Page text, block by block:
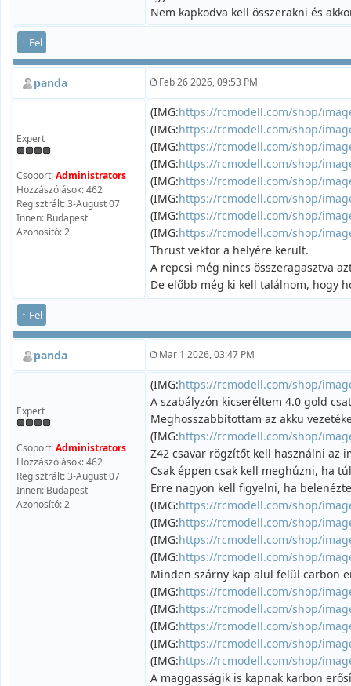
Nem kapkodva kell összerakni és
↑ Fel
panda Feb 26 2026, 09:53 PM
Expert
Csoport:Administrators
Hozzászólások: 462
Regisztrált: 3-August 07
Innen: Budapest
Azonosító: 2
(IMG:https://rcmodell.com/shop/
(IMG:https://rcmodell.com/shop/
(IMG:https://rcmodell.com/shop/
(IMG:https://rcmodell.com/shop/
(IMG:https://rcmodell.com/shop/
(IMG:https://rcmodell.com/shop/
(IMG:https://rcmodell.com/shop/
(IMG:https://rcmodell.com/shop/
Thrust vektor a helyére került.
A repcsi még nincs összeragasztva
De előbb még ki kell találnom, hogy
↑ Fel
panda Mar 1 2026, 03:47 PM
Expert
Csoport:Administrators
Hozzászólások: 462
Regisztrált: 3-August 07
Innen: Budapest
Azonosító: 2
(IMG:https://rcmodell.com/shop/
A szabályzón kicseréltem 4.0 gold
Meghosszabbítottam az akku
(IMG:https://rcmodell.com/shop/
Z42 csavar rögzítőt kell használni az
Csak éppen csak kell meghúzni, ha
Erre nagyon kell figyelni, ha
(IMG:https://rcmodell.com/shop/
(IMG:https://rcmodell.com/shop/
(IMG:https://rcmodell.com/shop/
(IMG:https://rcmodell.com/shop/
Minden szárny kap alul felül carbon
(IMG:https://rcmodell.com/shop/
(IMG:https://rcmodell.com/shop/
(IMG:https://rcmodell.com/shop/
(IMG:https://rcmodell.com/shop/
(IMG:https://rcmodell.com/shop/
A maggasságik is kapnak karbon